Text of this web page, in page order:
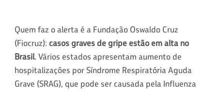
Quem faz o alerta é a Fundação Oswaldo Cruz
(Fiocruz): casos graves de gripe estão em alta no
Brasil. Vários estados apresentam aumento de
hospitalizações por Síndrome Respiratória Aguda
Grave (SRAG), que pode ser causada pela Influenza